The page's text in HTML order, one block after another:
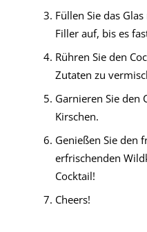
Füllen Sie das
Filler auf, bis es
Rühren Sie den
Zutaten zu
Garnieren Sie den
Kirschen.
Genießen Sie den
erfrischenden
Cocktail!
Cheers!